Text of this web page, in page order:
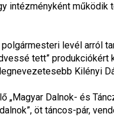
intézményként működik
levél arról
tett”
Kilényi
Dalnok- és
öt táncos-pár,